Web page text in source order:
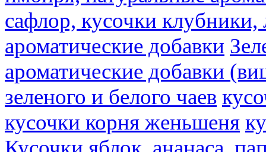
сафлор, кусочки
ароматические добавки
ароматические добавки
зеленого и белого чаев
кусочки корня женьшеня